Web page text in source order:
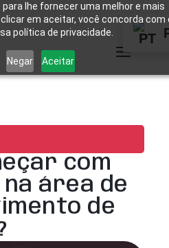
lhe fornecer uma melhor e mais
em aceitar, você concorda com
política de privacidade.
Negar Aceitar
com
área de
de